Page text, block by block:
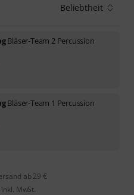
Beliebtheit
Bläser-Team 2 Percussion
Bläser-Team 1 Percussion
ab 29 €
MwSt.